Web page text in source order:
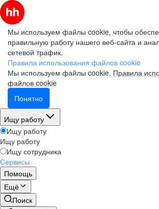
Мы используем файлы cookie, чтобы
правильную работу нашего веб-сайта и
сетевой трафик.
Правила использования файлов cookie
Мы используем файлы cookie. Правила
файлов cookie
Понятно
Ищу работу
Ищу работу
Ищу работу
Ищу сотрудника
Сервисы
Помощь
Ещё
Поиск